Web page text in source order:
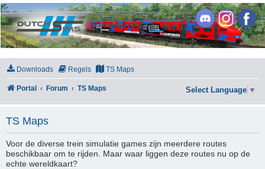
DutchSims
Downloads Regels TS Maps
Portal Forum TS Maps Select Language ▼
TS Maps
Voor de diverse trein simulatie games zijn meerdere routes
beschikbaar om te rijden. Maar waar liggen deze routes nu op de
echte wereldkaart?